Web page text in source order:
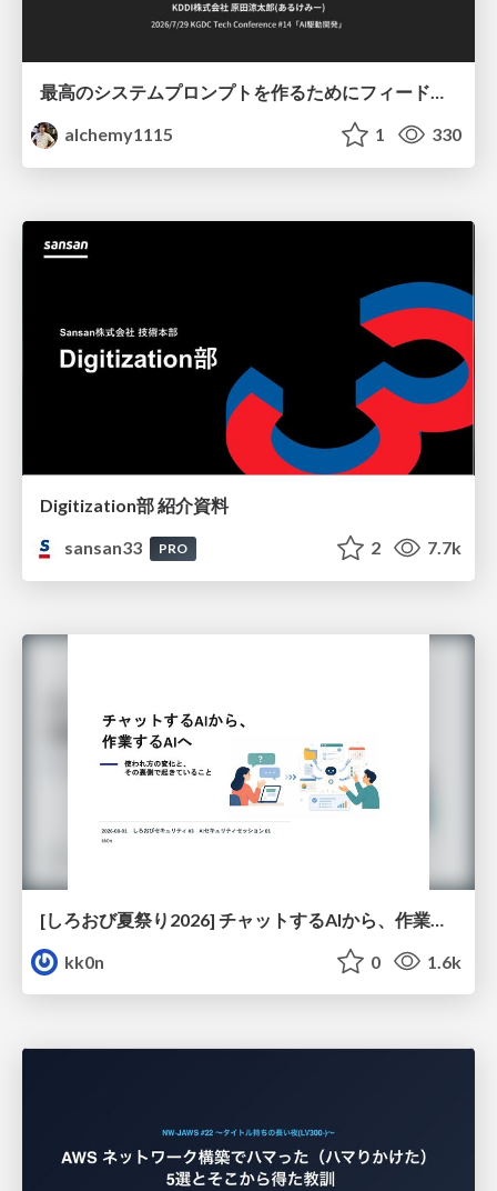
alchemy1115
1 330
Digitization部 紹介資料
sansan33
PRO 2 7.7k
kk0n
0 1.6k